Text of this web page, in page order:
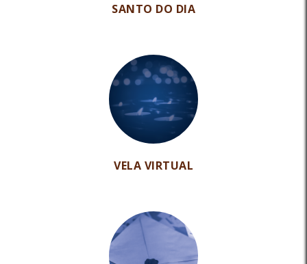
SANTO DO DIA
VELA VIRTUAL